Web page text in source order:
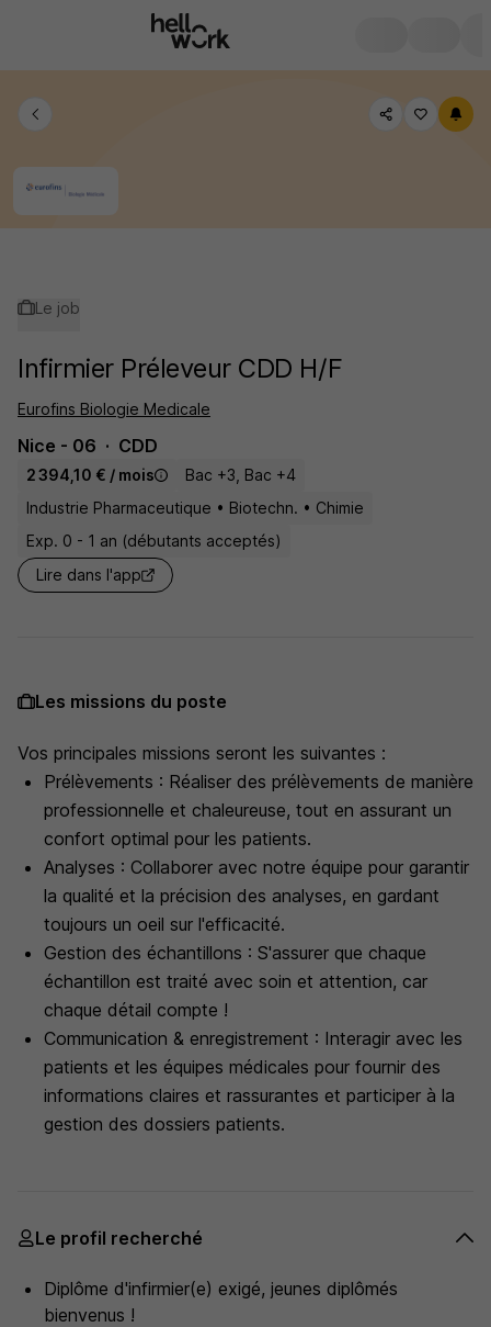
Le job
Infirmier Préleveur CDD H/F
Eurofins Biologie Medicale
Nice - 06 CDD
2 394,10 € / mois
Bac +3, Bac +4
Industrie Pharmaceutique • Biotechn. • Chimie
Exp. 0 - 1 an (débutants acceptés)
Lire dans l'app
Les missions du poste
Vos principales missions seront les suivantes :
Prélèvements : Réaliser des prélèvements de manière
professionnelle et chaleureuse, tout en assurant un
confort optimal pour les patients.
Analyses : Collaborer avec notre équipe pour garantir
la qualité et la précision des analyses, en gardant
toujours un oeil sur l'efficacité.
Gestion des échantillons : S'assurer que chaque
échantillon est traité avec soin et attention, car
chaque détail compte !
Communication & enregistrement : Interagir avec les
patients et les équipes médicales pour fournir des
informations claires et rassurantes et participer à la
gestion des dossiers patients.
Le profil recherché
Diplôme d'infirmier(e) exigé, jeunes diplômés
bienvenus !